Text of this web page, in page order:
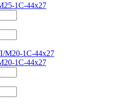
1С-44х27
1С-44х27